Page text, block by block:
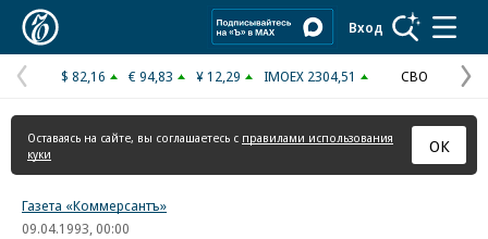
Вход
Предыдущая
страница
$ 82,16 € 94,83 ¥ 12,29 IMOEX 2304,51 СВО
Оставаясь на сайте, вы соглашаетесь с правилами использования
куки
ОК
Газета «Коммерсантъ»
09.04.1993, 00:00